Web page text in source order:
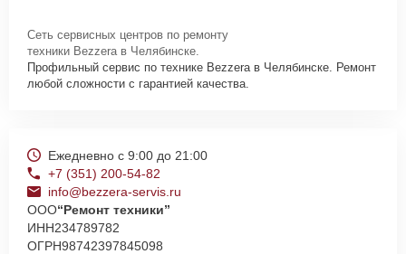
Сеть сервисных центров по ремонту
техники Bezzera в Челябинске.
Профильный сервис по технике Bezzera в Челябинске. Ремонт
любой сложности с гарантией качества.
Ежедневно с 9:00 до 21:00
+7 (351) 200-54-82
info@bezzera-servis.ru
ООО“Ремонт техники”
ИНН234789782
ОГРН98742397845098